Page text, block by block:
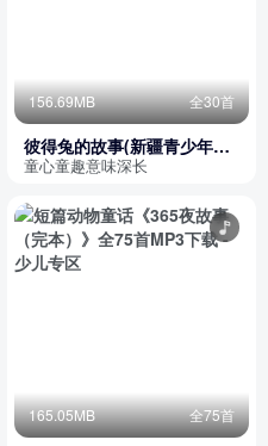
156.69MB 全30首
彼得兔的故事(新疆青少年出
版社)
童心童趣意味深长
165.05MB 全75首